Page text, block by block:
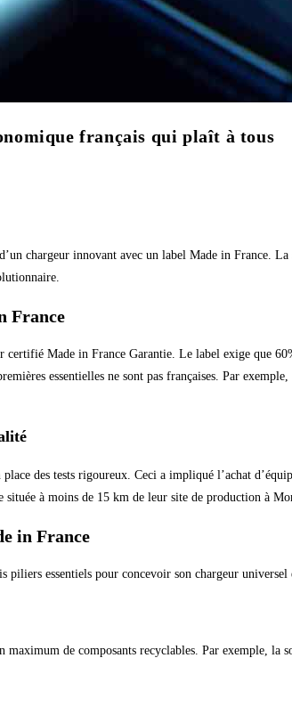
français qui plaît à tous
chargeur innovant avec un label Made in France.
France
Made in France Garantie. Le label exige que
essentielles ne sont pas françaises. Par exemple,
des tests rigoureux. Ceci a impliqué l’achat
à moins de 15 km de leur site de production à
in France
essentiels pour concevoir son chargeur universel
de composants recyclables. Par exemple,